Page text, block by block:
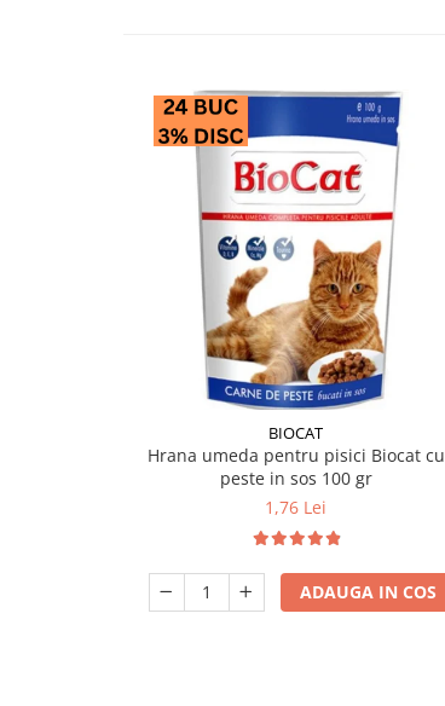
BIOCAT
Hrana umeda pentru pisici Biocat cu
peste in sos 100 gr
1,76 Lei
ADAUGA IN COS